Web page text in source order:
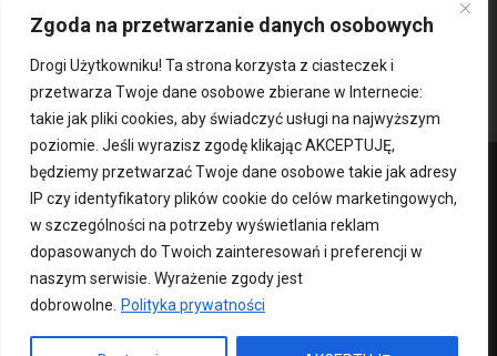
Zgoda na przetwarzanie danych osobowych
Drogi Użytkowniku! Ta strona korzysta z ciasteczek i
przetwarza Twoje dane osobowe zbierane w Internecie:
takie jak pliki cookies, aby świadczyć usługi na najwyższym
poziomie. Jeśli wyrazisz zgodę klikając AKCEPTUJĘ,
będziemy przetwarzać Twoje dane osobowe takie jak adresy
IP czy identyfikatory plików cookie do celów marketingowych,
w szczególności na potrzeby wyświetlania reklam
dopasowanych do Twoich zainteresowań i preferencji w
naszym serwisie. Wyrażenie zgody jest
dobrowolne.
Polityka prywatności
REKLAMA
849
Kontakt O nas Patronat medialny